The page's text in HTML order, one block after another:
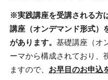
※実践講座を受講される方
講座（オンデマンド形式）
があります。 基礎講座（オ
ーマから構成されており、
ますので、 お早目のお申込